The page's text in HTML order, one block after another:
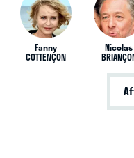
Fanny
COTTENÇON
Nicolas